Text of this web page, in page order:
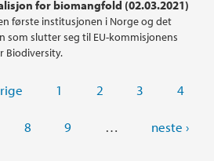
for biomangfold (02.03.2021)
første institusjonen i Norge og det
som slutter seg til EU-kommisjonens
Biodiversity.
1 2 3 4
8 9 … neste ›